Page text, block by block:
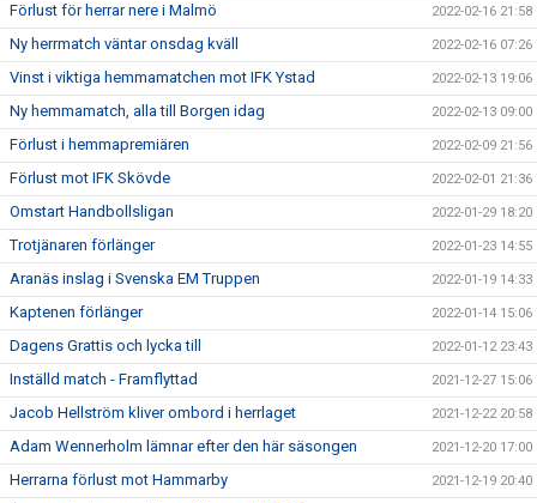
Förlust för herrar nere i Malmö 2022-02-16 21:58
Ny herrmatch väntar onsdag kväll 2022-02-16 07:26
Vinst i viktiga hemmamatchen mot IFK Ystad 2022-02-13 19:06
Ny hemmamatch, alla till Borgen idag 2022-02-13 09:00
Förlust i hemmapremiären 2022-02-09 21:56
Förlust mot IFK Skövde 2022-02-01 21:36
Omstart Handbollsligan 2022-01-29 18:20
Trotjänaren förlänger 2022-01-23 14:55
Aranäs inslag i Svenska EM Truppen 2022-01-19 14:33
Kaptenen förlänger 2022-01-14 15:06
Dagens Grattis och lycka till 2022-01-12 23:43
Inställd match - Framflyttad 2021-12-27 15:06
Jacob Hellström kliver ombord i herrlaget 2021-12-22 20:58
Adam Wennerholm lämnar efter den här säsongen 2021-12-20 17:00
Herrarna förlust mot Hammarby 2021-12-19 20:40